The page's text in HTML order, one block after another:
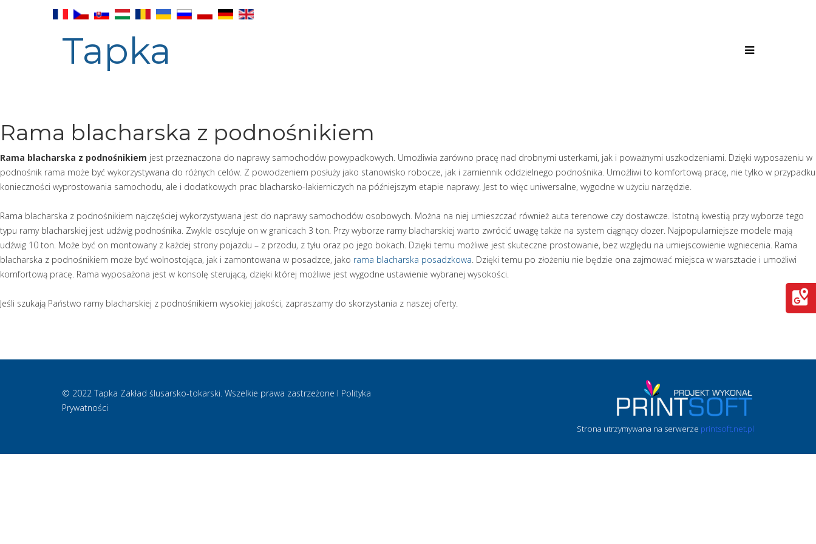
Tapka
Rama blacharska z podnośnikiem
Rama blacharska z podnośnikiem jest przeznaczona do naprawy samochodów powypadkowych. Umożliwia zarówno pracę nad drobnymi usterkami, jak i poważnymi uszkodzeniami. Dzięki wyposażeniu w
podnośnik rama może być wykorzystywana do różnych celów. Z powodzeniem posłuży jako stanowisko robocze, jak i zamiennik oddzielnego podnośnika. Umożliwi to komfortową pracę, nie tylko w przypadku
konieczności wyprostowania samochodu, ale i dodatkowych prac blacharsko-lakierniczych na późniejszym etapie naprawy. Jest to więc uniwersalne, wygodne w użyciu narzędzie.
Rama blacharska z podnośnikiem najczęściej wykorzystywana jest do naprawy samochodów osobowych. Można na niej umieszczać również auta terenowe czy dostawcze. Istotną kwestią przy wyborze tego
typu ramy blacharskiej jest udźwig podnośnika. Zwykle oscyluje on w granicach 3 ton. Przy wyborze ramy blacharskiej warto zwrócić uwagę także na system ciągnący dozer. Najpopularniejsze modele mają
udźwig 10 ton. Może być on montowany z każdej strony pojazdu – z przodu, z tyłu oraz po jego bokach. Dzięki temu możliwe jest skuteczne prostowanie, bez względu na umiejscowienie wgniecenia. Rama
blacharska z podnośnikiem może być wolnostojąca, jak i zamontowana w posadzce, jako rama blacharska posadzkowa. Dzięki temu po złożeniu nie będzie ona zajmować miejsca w warsztacie i umożliwi
komfortową pracę. Rama wyposażona jest w konsolę sterującą, dzięki której możliwe jest wygodne ustawienie wybranej wysokości.
Jeśli szukają Państwo ramy blacharskiej z podnośnikiem wysokiej jakości, zapraszamy do skorzystania z naszej oferty.
© 2022 Tapka Zakład ślusarsko-tokarski. Wszelkie prawa zastrzeżone l Polityka
Prywatności
Strona utrzymywana na serwerze printsoft.net.pl